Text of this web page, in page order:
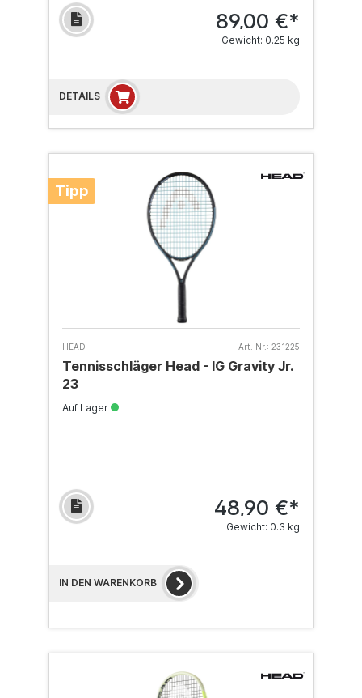
89,00 €*
Gewicht: 0.25 kg
DETAILS
Tipp
HEAD Art. Nr.: 231225
Tennisschläger Head - IG Gravity Jr.
23
Auf Lager
48,90 €*
Gewicht: 0.3 kg
IN DEN WARENKORB